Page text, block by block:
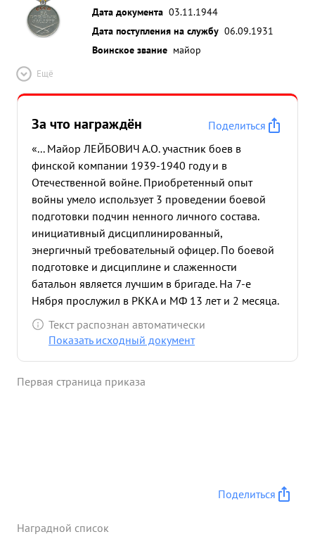
Дата документа 03.11.1944
Дата поступления на службу 06.09.1931
Воинское звание майор
Ещё
За что награждён
Поделиться
«... Майор ЛЕЙБОВИЧ А.О. участник боев в
финской компании 1939-1940 году и в
Отечественной войне. Приобретенный опыт
войны умело использует 3 проведении боевой
подготовки подчин ненного личного состава.
инициативный дисциплинированный,
энергичный требовательный офицер. По боевой
подготовке и дисциплине и слаженности
батальон является лучшим в бригаде. На 7-е
Нября прослужил в РККА и МФ 13 лет и 2 месяца.
...» Текст распознан автоматически
Показать исходный документ
Первая страница приказа
Поделиться
Наградной список